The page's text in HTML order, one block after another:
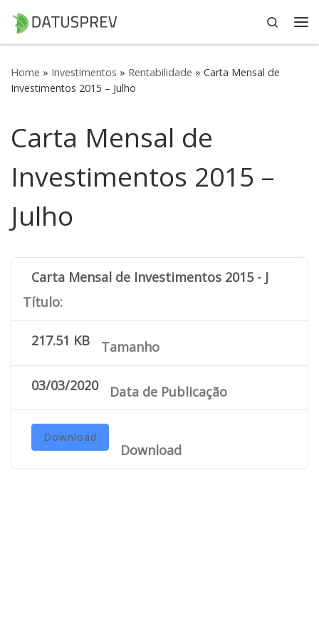
Skip to content
Search
Home » Investimentos » Rentabilidade » Carta Mensal de
Investimentos 2015 – Julho
Carta Mensal de
Investimentos 2015 –
Julho
Carta Mensal de Investimentos 2015 - Julho
Título:
217.51 KB Tamanho
03/03/2020 Data de Publicação
Download
Download